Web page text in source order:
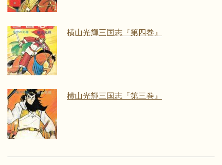
横山光輝三国志『第四巻』
横山光輝三国志『第三巻』